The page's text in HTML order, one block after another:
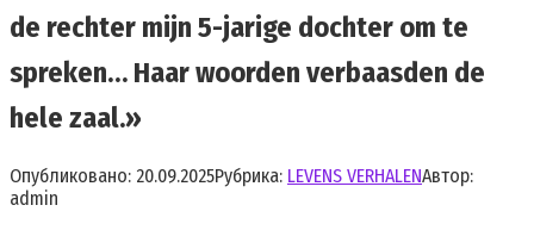
de rechter mijn 5-jarige dochter om te
spreken… Haar woorden verbaasden de
hele zaal.»
Опубликовано: 20.09.2025Рубрика: LEVENS VERHALENАвтор:
admin